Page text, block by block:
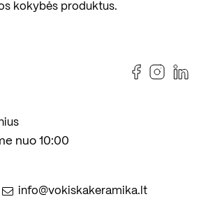
kokybės produktus.
nuo 10:00
info@vokiskakeramika.lt